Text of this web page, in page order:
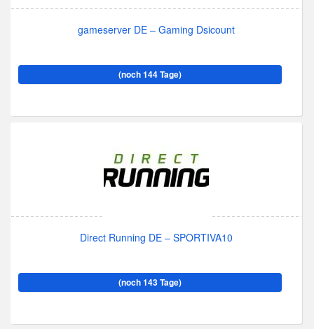
gameserver DE – Gaming Dsicount
(noch 144 Tage)
Direct Running DE – SPORTIVA10
(noch 143 Tage)